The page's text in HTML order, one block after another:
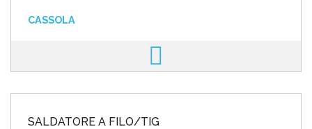
CASSOLA
SALDATORE A FILO/TIG